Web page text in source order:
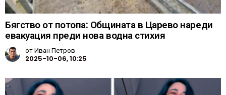
Бягство от потопа: Общината в Царево нареди
евакуация преди нова водна стихия
отИван Петров
2025-10-06, 10:25